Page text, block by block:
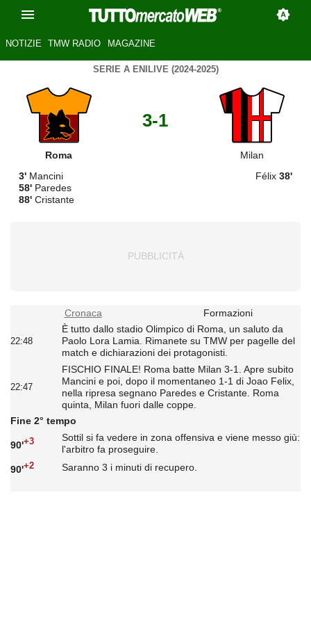
NOTIZIE TMW RADIO MAGAZINE
SERIE A ENILIVE (2024-2025)
Roma
3-1
Milan
3' Mancini
58' Paredes
88' Cristante
Félix 38'
Cronaca Formazioni
22:48
È tutto dallo stadio Olimpico di Roma, un saluto da
Paolo Lora Lamia. Rimanete su TMW per pagelle del
match e dichiarazioni dei protagonisti.
22:47
FISCHIO FINALE! Roma batte Milan 3-1. Apre subito
Mancini e poi, dopo il momentaneo 1-1 di Joao Felix,
nella ripresa segnano Paredes e Cristante. Roma
quinta, Milan fuori dalle coppe.
Fine 2° tempo
90'+3
Sottil si fa vedere in zona offensiva e viene messo giù:
l'arbitro fa proseguire.
90'+2 Saranno 3 i minuti di recupero.